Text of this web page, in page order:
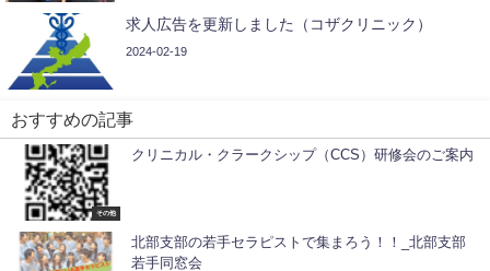
求人広告を更新しました（コザクリニック）
2024-02-19
おすすめの記事
その他
クリニカル・クラークシップ（CCS）研修会のご案内
北部支部の若手セラピストで集まろう！！_北部支部
若手同窓会